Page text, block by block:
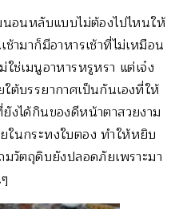
อนหลับแบบไม่ต้องไปไหนให้
ามาก็มีอาหารเช้าที่ไม่เหมือน
ช่เมนูอาหารหรูหรา แต่เจ๋ง
ต้บรรยากาศเป็นกันเองที่ให้
งได้กินของดีหน้าตาสวยงาม
ในกระทงใบตอง ทำให้หยิบ
วัตถุดิบยังปลอดภัยเพราะมา